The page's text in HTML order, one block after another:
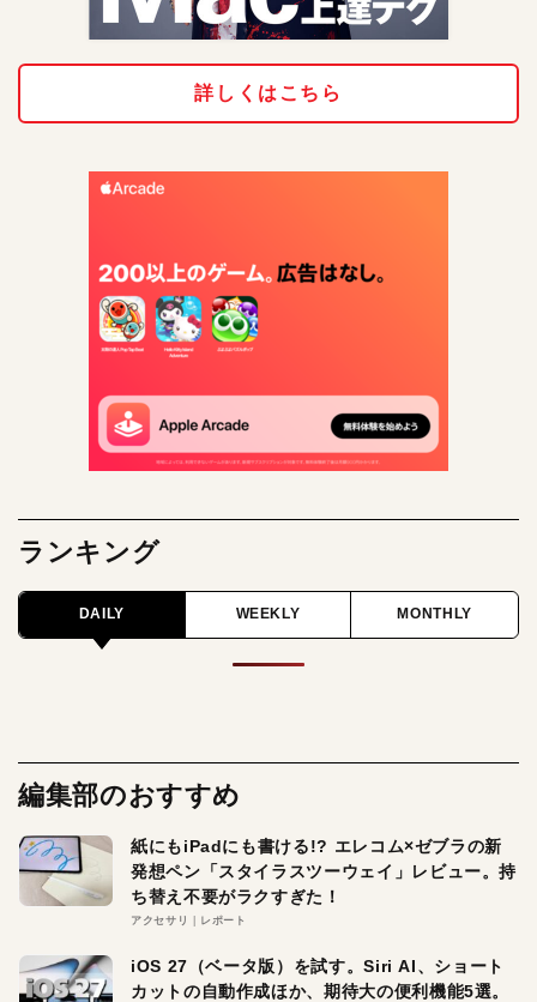
詳しくはこちら
ランキング
DAILY WEEKLY MONTHLY
編集部のおすすめ
紙にもiPadにも書ける!? エレコム×ゼブラの新
発想ペン「スタイラスツーウェイ」レビュー。持
ち替え不要がラクすぎた！
アクセサリ レポート
iOS 27（ベータ版）を試す。Siri AI、ショート
カットの自動作成ほか、期待大の便利機能5選。